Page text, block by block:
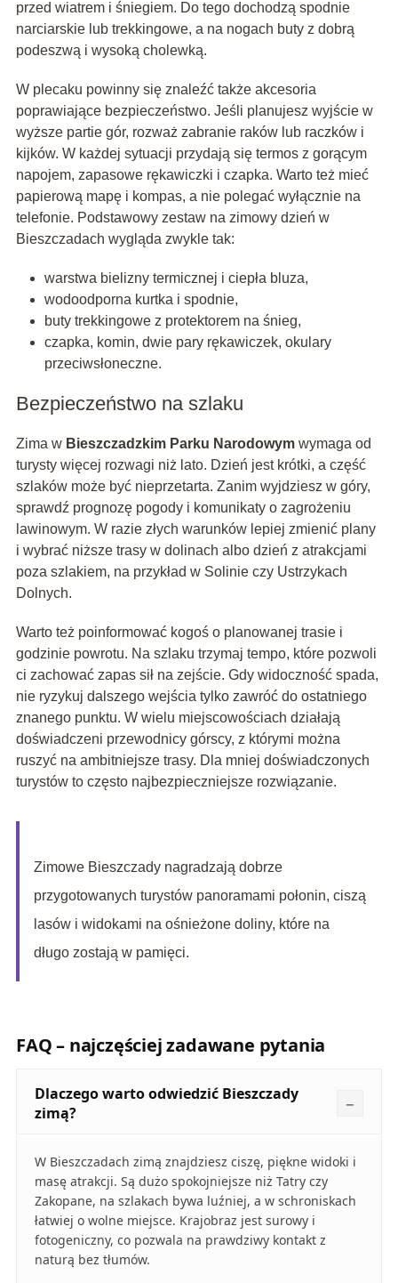
przed wiatrem i śniegiem. Do tego dochodzą spodnie
narciarskie lub trekkingowe, a na nogach buty z dobrą
podeszwą i wysoką cholewką.
W plecaku powinny się znaleźć także akcesoria
poprawiające bezpieczeństwo. Jeśli planujesz wyjście w
wyższe partie gór, rozważ zabranie raków lub raczków i
kijków. W każdej sytuacji przydają się termos z gorącym
napojem, zapasowe rękawiczki i czapka. Warto też mieć
papierową mapę i kompas, a nie polegać wyłącznie na
telefonie. Podstawowy zestaw na zimowy dzień w
Bieszczadach wygląda zwykle tak:
warstwa bielizny termicznej i ciepła bluza,
wodoodporna kurtka i spodnie,
buty trekkingowe z protektorem na śnieg,
czapka, komin, dwie pary rękawiczek, okulary
przeciwsłoneczne.
Bezpieczeństwo na szlaku
Zima w Bieszczadzkim Parku Narodowymwymaga od
turysty więcej rozwagi niż lato. Dzień jest krótki, a część
szlaków może być nieprzetarta. Zanim wyjdziesz w góry,
sprawdź prognozę pogody i komunikaty o zagrożeniu
lawinowym. W razie złych warunków lepiej zmienić plany
i wybrać niższe trasy w dolinach albo dzień z atrakcjami
poza szlakiem, na przykład w Solinie czy Ustrzykach
Dolnych.
Warto też poinformować kogoś o planowanej trasie i
godzinie powrotu. Na szlaku trzymaj tempo, które pozwoli
ci zachować zapas sił na zejście. Gdy widoczność spada,
nie ryzykuj dalszego wejścia tylko zawróć do ostatniego
znanego punktu. W wielu miejscowościach działają
doświadczeni przewodnicy górscy, z którymi można
ruszyć na ambitniejsze trasy. Dla mniej doświadczonych
turystów to często najbezpieczniejsze rozwiązanie.
Zimowe Bieszczady nagradzają dobrze
przygotowanych turystów panoramami połonin, ciszą
lasów i widokami na ośnieżone doliny, które na
długo zostają w pamięci.
FAQ – najczęściej zadawane pytania
Dlaczego warto odwiedzić Bieszczady
zimą?
W Bieszczadach zimą znajdziesz ciszę, piękne widoki i
masę atrakcji. Są dużo spokojniejsze niż Tatry czy
Zakopane, na szlakach bywa luźniej, a w schroniskach
łatwiej o wolne miejsce. Krajobraz jest surowy i
fotogeniczny, co pozwala na prawdziwy kontakt z
naturą bez tłumów.